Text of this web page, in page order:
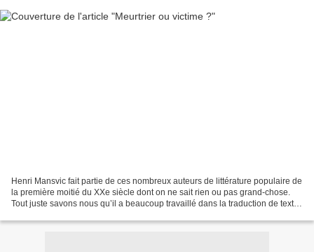
Henri Mansvic fait partie de ces nombreux auteurs de littérature populaire de
la première moitié du XXe siècle dont on ne sait rien ou pas grand-chose.
Tout juste savons nous qu’il a beaucoup travaillé dans la traduction de textes